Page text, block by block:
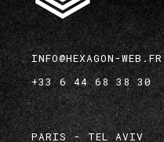
INFO@HEXAGON-WEB.FR
+33 6 44 68 38 30
PARIS - TEL AVIV